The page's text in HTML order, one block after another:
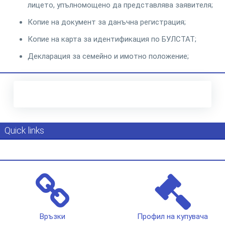
лицето, упълномощено да представлява заявителя;
Копие на документ за данъчна регистрация;
Копие на карта за идентификация по БУЛСТАТ;
Декларация за семейно и имотно положение;
Quick links
Връзки Профил на купувача